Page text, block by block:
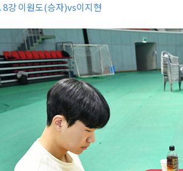
강 이원도(승자)vs이지현